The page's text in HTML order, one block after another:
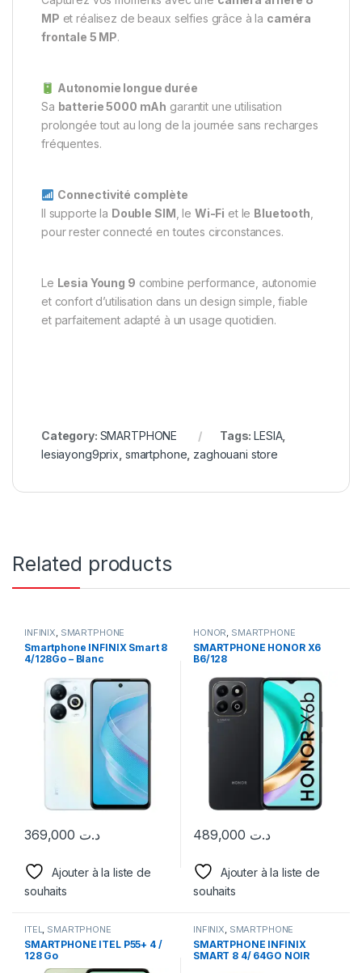
MP et réalisez de beaux selfies grâce à la caméra
frontale 5 MP.
Autonomie longue durée
Sa batterie 5000 mAh garantit une utilisation
prolongée tout au long de la journée sans recharges
fréquentes.
Connectivité complète
Il supporte la Double SIM , le Wi-Fi et le Bluetooth
pour rester connecté en toutes circonstances.
Le Lesia Young 9 combine performance, autonomie
et confort d’utilisation dans un design simple, fiable
et parfaitement adapté à un usage quotidien.
Category: SMARTPHONE Tags:LESIA,
lesiayong9prix smartphone zaghouani store
Related products
INFINIX, SMARTPHONE
Smartphone INFINIX Smart 8
4/128Go – Blanc
د.ت
Ajouter à la liste de
souhaits
HONOR, SMARTPHONE
SMARTPHONE HONOR X6
B6/128
د.ت
Ajouter à la liste de
souhaits
ITEL, SMARTPHONE
SMARTPHONE ITEL P55+ 4 /
128 Go
INFINIX, SMARTPHONE
SMARTPHONE INFINIX
SMART 8 4/ 64GO NOIR